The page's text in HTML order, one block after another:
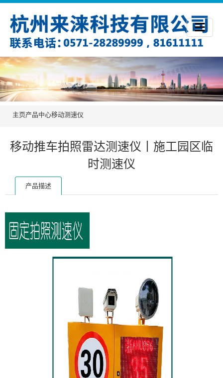
主页产品中心移动测速仪
移动推车拍照雷达测速仪丨施工园区临
时测速仪
产品描述